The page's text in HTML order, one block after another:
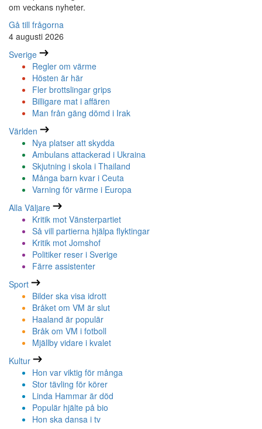
om veckans nyheter.
Gå till frågorna
4 augusti 2026
Sverige
Regler om värme
Hösten är här
Fler brottslingar grips
Billigare mat i affären
Man från gäng dömd i Irak
Världen
Nya platser att skydda
Ambulans attackerad i Ukraina
Skjutning i skola i Thailand
Många barn kvar i Ceuta
Varning för värme i Europa
Alla Väljare
Kritik mot Vänsterpartiet
Så vill partierna hjälpa flyktingar
Kritik mot Jomshof
Politiker reser i Sverige
Färre assistenter
Sport
Bilder ska visa idrott
Bråket om VM är slut
Haaland är populär
Bråk om VM i fotboll
Mjällby vidare i kvalet
Kultur
Hon var viktig för många
Stor tävling för körer
Linda Hammar är död
Populär hjälte på bio
Hon ska dansa i tv